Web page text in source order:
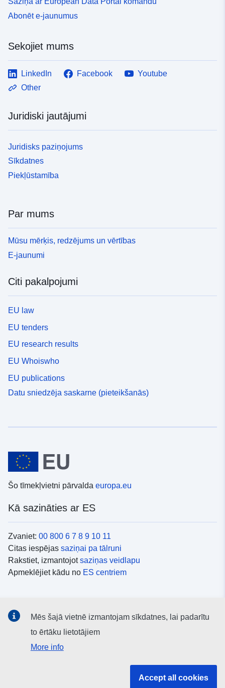
Abonēt e-jaunumus
Sekojiet mums
LinkedIn Facebook
Youtube
Other
Juridiski jautājumi
Juridisks paziņojums
Sīkdatnes
Piekļūstamība
Par mums
Mūsu mērķis, redzējums un vērtības
E-jaunumi
Citi pakalpojumi
EU law
EU tenders
EU research results
EU Whoiswho
EU publications
Datu sniedzēja saskarne (pieteikšanās)
Šo tīmekļvietni pārvalda europa.eu
Kā sazināties ar ES
Zvaniet: 00 800 6 7 8 9 10 11
Citas iespējas saziņai pa tālruni
Rakstiet, izmantojotsaziņas veidlapu
Apmeklējiet kādu no ES centriem
ES kontisociālajos medijos
Mēs šajā vietnē izmantojam sīkdatnes, lai padarītu
to ērtāku lietotājiem
More info
Accept all cookies